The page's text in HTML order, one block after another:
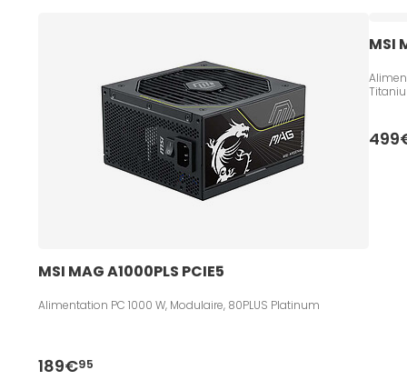
MSI MAG A1000PLS PCIE5
Alimentation PC 1000 W, Modulaire, 80PLUS Platinum
189€95
MSI